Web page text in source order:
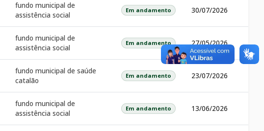
fundo municipal de
assistência social
Em andamento 30/07/2026
fundo municipal de
assistência social
Em andamento 27/05/2026
fundo municipal de saúde
catalão
Em andamento 23/07/2026
fundo municipal de
assistência social
Em andamento 13/06/2026